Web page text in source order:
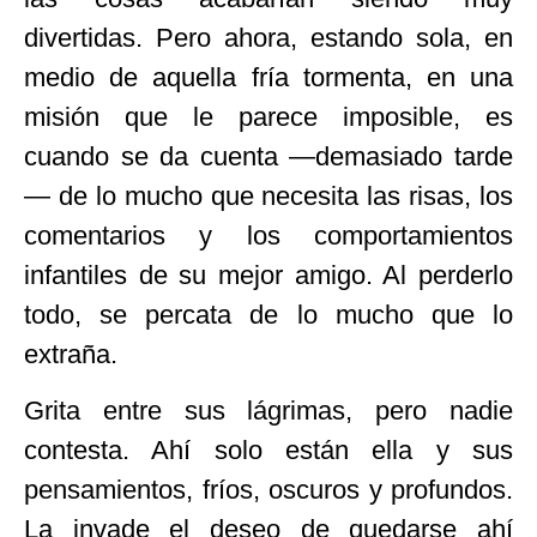
divertidas. Pero ahora, estando sola, en
medio de aquella fría tormenta, en una
misión que le parece imposible, es
cuando se da cuenta —demasiado tarde
— de lo mucho que necesita las risas, los
comentarios y los comportamientos
infantiles de su mejor amigo. Al perderlo
todo, se percata de lo mucho que lo
extraña.
Grita entre sus lágrimas, pero nadie
contesta. Ahí solo están ella y sus
pensamientos, fríos, oscuros y profundos.
La invade el deseo de quedarse ahí